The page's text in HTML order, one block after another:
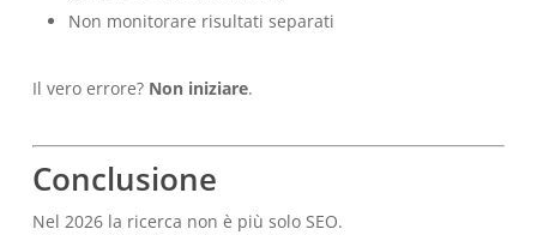
Non monitorare risultati separati
Il vero errore? Non iniziare.
Conclusione
Nel 2026 la ricerca non è più solo SEO.